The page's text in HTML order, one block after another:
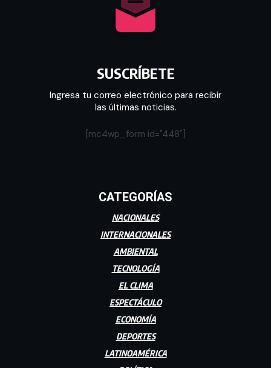
SUSCRÍBETE
Ingresa tu correo electrónico para recibir
las últimas noticias.
[mc4wp_form id="448"]
CATEGORÍAS
NACIONALES
INTERNACIONALES
AMBIENTAL
TECNOLOGÍA
EL CLIMA
ESPECTÁCULO
ECONOMÍA
DEPORTES
LATINOAMÉRICA